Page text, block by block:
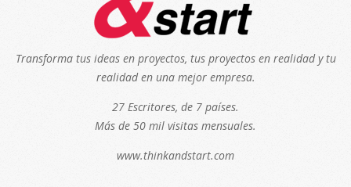
Transforma tus ideas en proyectos, tus proyectos en realidad y tu
realidad en una mejor empresa.
27 Escritores, de 7 países.
Más de 50 mil visitas mensuales.
www.thinkandstart.com